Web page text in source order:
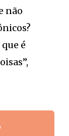
não
é